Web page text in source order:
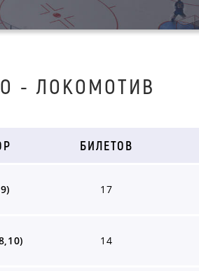
- ЛOКOМOТИВ
БИЛЕТОВ
17
14